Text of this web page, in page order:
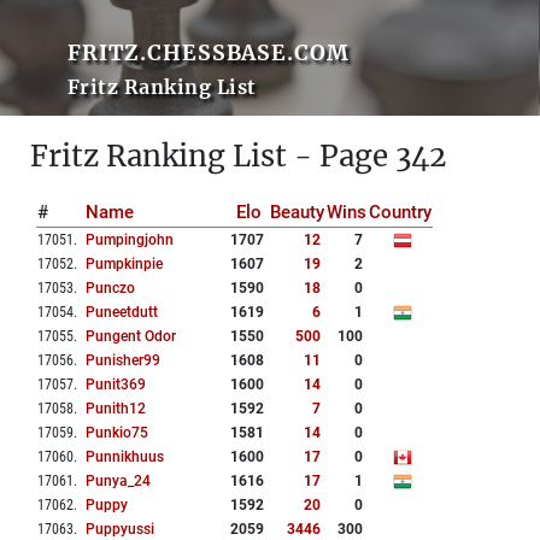
FRITZ.CHESSBASE.COM
Fritz Ranking List
Fritz Ranking List - Page 342
# Name Elo BeautyWinsCountry
17051 . Pumpingjohn 1707 12
7
17052. Pumpkinpie 1607 19
2
17053. Punczo 1590 18
0
17054. Puneetdutt 1619 6
1
17055. Pungent Odor 1550 500
100
17056. Punisher99 1608 11
0
17057. Punit369 1600 14
0
17058. Punith12 1592 7
0
17059. Punkio75 1581 14
0
17060. Punnikhuus 1600 17
0
17061 . Punya_24 1616 17
1
17062. Puppy 1592 20
0
17063. Puppyussi 2059 3446
300